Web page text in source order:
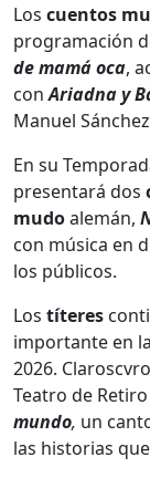
Los cuentos
programación
de mamá oca,
conAriadna y
Manuel
En su
presentará dos
mudoalemán,
con música en
los públicos.
Los títeres
importante en
2026.
Teatro de
mundo, un
las historias